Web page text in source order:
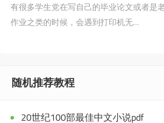
有很多学生党在写自己的毕业论文或者是
作业之类的时候，会遇到打印机无…
随机推荐教程
20世纪100部最佳中文小说pdf